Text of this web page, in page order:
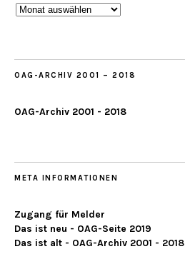
Beobachtungen
OAG-ARCHIV 2001 – 2018
OAG-Archiv 2001 - 2018
META INFORMATIONEN
Zugang für Melder
Das ist neu - OAG-Seite 2019
Das ist alt - OAG-Archiv 2001 - 2018